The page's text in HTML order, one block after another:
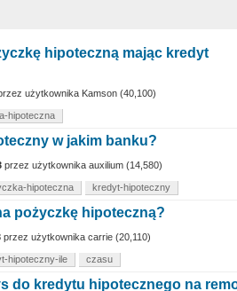
hipoteczną mając kredyt
użytkownika Kamson (40,100)
hipoteczna
w jakim banku?
przez użytkownika auxilium (14,580)
hipoteczna kredyt-hipoteczny
pożyczkę hipoteczną?
przez użytkownika carrie (20,110)
hipoteczny-ile czasu
do kredytu hipotecznego na